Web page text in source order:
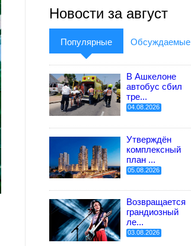
Новости за август
Популярные Обсуждаемые
В Ашкелоне
автобус сбил
тре...
04.08.2026
Утверждён
комплексный
план ...
05.08.2026
Возвращается
грандиозный
ле...
03.08.2026